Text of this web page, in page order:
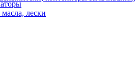
лески